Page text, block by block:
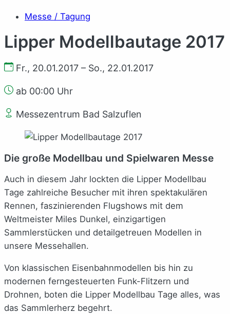
Messe / Tagung
Lipper Modellbautage 2017
Fr., 20.01.2017 – So., 22.01.2017
ab 00:00 Uhr
Messezentrum Bad Salzuflen
Die große Modellbau und Spielwaren Messe
Auch in diesem Jahr lockten die Lipper Modellbau
Tage zahlreiche Besucher mit ihren spektakulären
Rennen, faszinierenden Flugshows mit dem
Weltmeister Miles Dunkel, einzigartigen
Sammlerstücken und detailgetreuen Modellen in
unsere Messehallen.
Von klassischen Eisenbahnmodellen bis hin zu
modernen ferngesteuerten Funk-Flitzern und
Drohnen, boten die Lipper Modellbau Tage alles, was
das Sammlerherz begehrt.